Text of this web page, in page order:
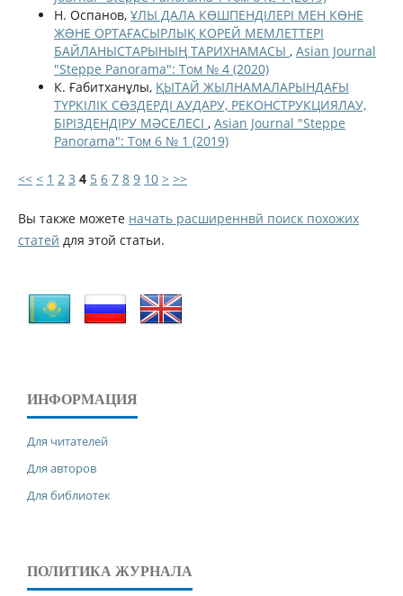
Н. Оспанов, ҰЛЫ ДАЛА КӨШПЕНДІЛЕРІ МЕН КӨНЕ
ЖƏНЕ ОРТАҒАСЫРЛЫҚ КОРЕЙ МЕМЛЕТТЕРІ
БАЙЛАНЫСТАРЫНЫҢ ТАРИХНАМАСЫ , Asian Journal
"Steppe Panorama": Том № 4 (2020)
К. Ғабитханұлы, ҚЫТАЙ ЖЫЛНАМАЛАРЫНДАҒЫ
ТҮРКІЛІК СӨЗДЕРДІ АУДАРУ, РЕКОНСТРУКЦИЯЛАУ,
БІРІЗДЕНДІРУ МӘСЕЛЕСІ , Asian Journal "Steppe
Panorama": Том 6 № 1 (2019)
<< < 1 2 3 4 5 6 7 8 9 10 > >>
Вы также можете начать расширеннвй поиск похожих
статей для этой статьи.
ИНФОРМАЦИЯ
Для читателей
Для авторов
Для библиотек
ПОЛИТИКА ЖУРНАЛА